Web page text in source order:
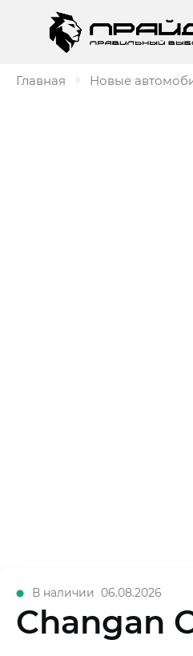
Главная Новые
В наличии 06.08.2026
Changan